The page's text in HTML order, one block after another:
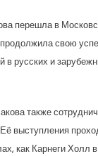
перешла в
продолжила свою
в русских и
также
выступления
как Карнеги Холл